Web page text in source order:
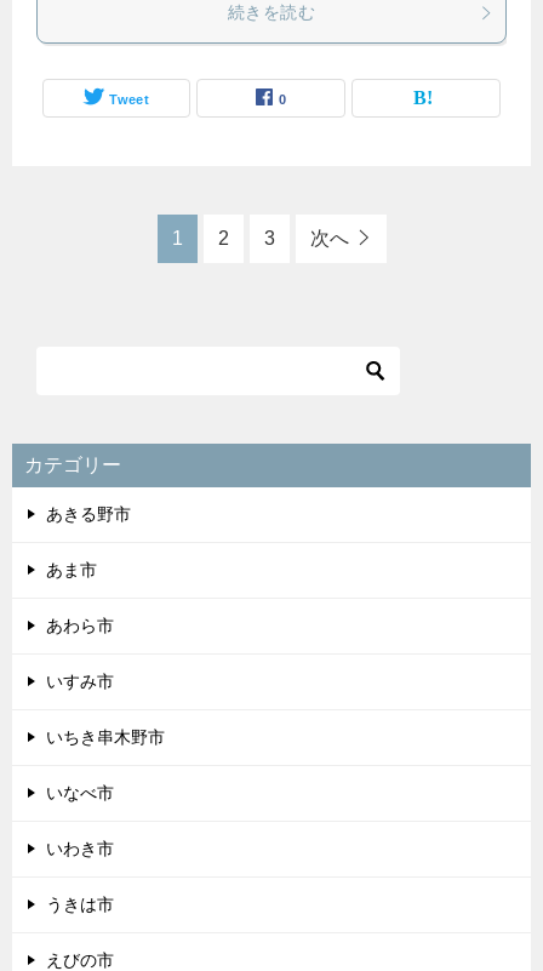
続きを読む
Tweet 0
1 2 3 次へ
カテゴリー
あきる野市
あま市
あわら市
いすみ市
いちき串木野市
いなべ市
いわき市
うきは市
えびの市